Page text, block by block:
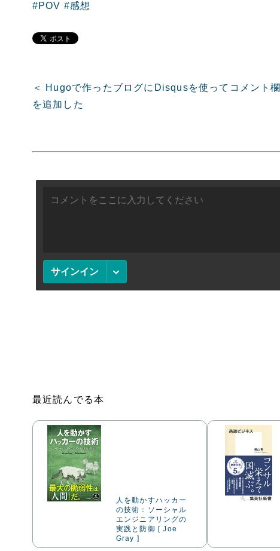
#POV #感想
＜ Hugoで作ったブログにDisqusを使ってコメント欄
を追加した
最近読んでる本
人を動かすハッカー
の技術：ソーシャル
エンジニアリングの
実践と防御 [ Joe
Gray ]